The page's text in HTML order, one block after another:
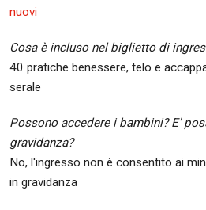
nuovi
Cosa è incluso nel biglietto di
40 pratiche benessere, telo e
serale
Possono accedere i bambini? E'
gravidanza?
No, l'ingresso non è consentito ai
in gravidanza